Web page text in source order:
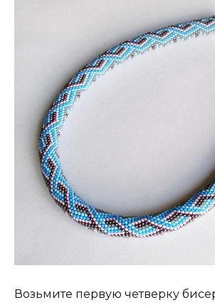
Возьмите первую четверку